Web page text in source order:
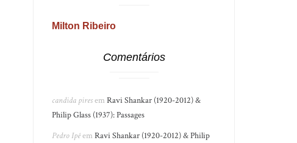
Milton Ribeiro
Comentários
candida piresemRavi Shankar (1920-2012) &
Philip Glass (1937): Passages
Pedro IpêemRavi Shankar (1920-2012) & Philip